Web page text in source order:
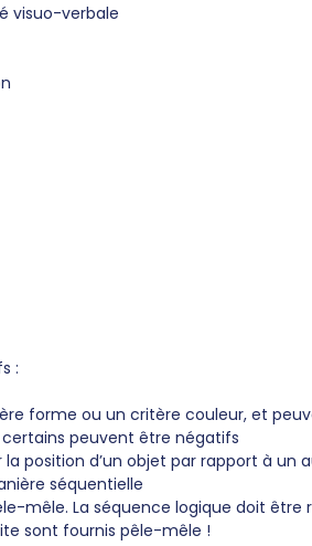
visuo-verbale
:
forme ou un critère couleur, et
peuvent être négatifs
position d’un objet par rapport à un
séquentielle
mêle. La séquence logique doit être
sont fournis pêle-mêle !